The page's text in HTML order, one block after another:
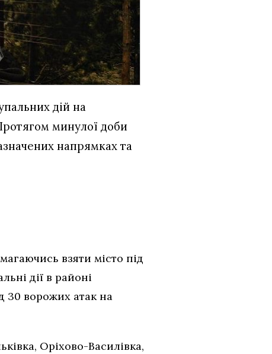
дій на
минулої доби
напрямках та
взяти місто під
дії в районі
30 ворожих атак на
Оріхово-Василівка,